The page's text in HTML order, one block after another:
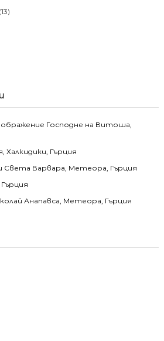
(13)
Господне на Витоша,
Халкидики, Гърция
Света Варвара, Метеора, Гърция
Анапавса, Метеора, Гърция